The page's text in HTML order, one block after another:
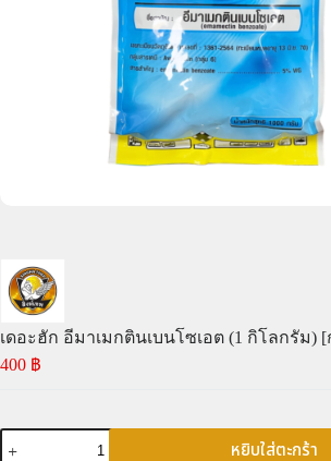
เดอะฮัก อีมาเมกตินเบนโซเอต (1 กิโลกรัม)
400 ฿
หยิบใส่ตะกร้า